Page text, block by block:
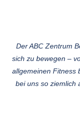
Der ABC Zentrum
sich zu bewegen –
allgemeinen Fitness
bei uns so ziemlich